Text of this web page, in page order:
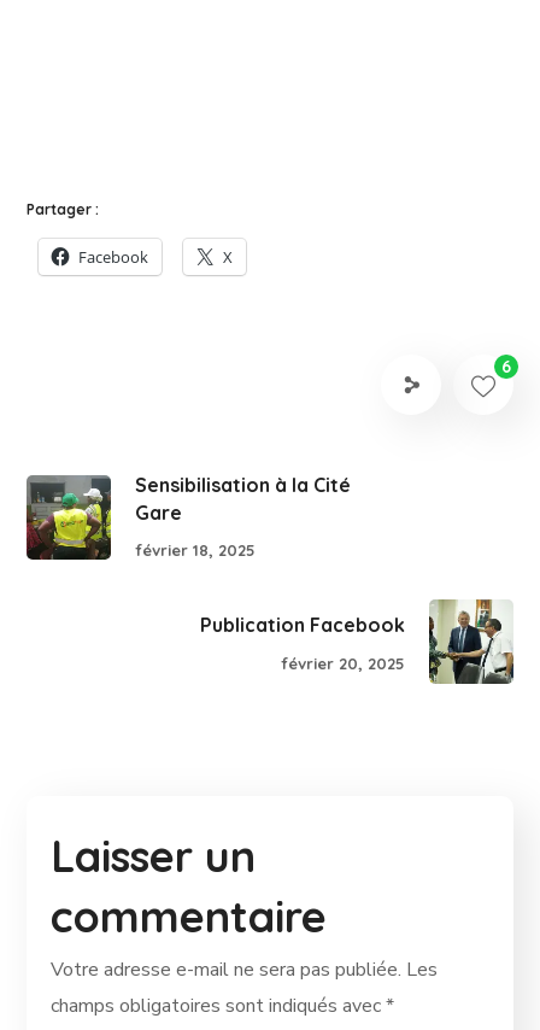
Partager :
Facebook X
6
Sensibilisation à la Cité
Gare
février 18, 2025
Publication Facebook
février 20, 2025
Laisser un
commentaire
Votre adresse e-mail ne sera pas publiée. Les
champs obligatoires sont indiqués avec*